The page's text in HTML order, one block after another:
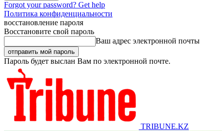
Forgot your password? Get help
Политика конфиденциальности
восстановление пароля
Восстановите свой пароль
Ваш адрес электронной почты
Пароль будет выслан Вам по электронной почте.
TRIBUNE.KZ